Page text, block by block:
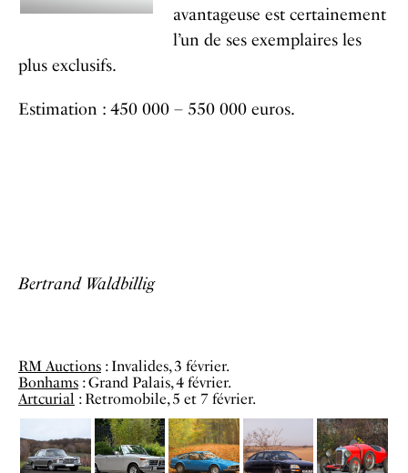
avantageuse est certainement
l’un de ses exemplaires les
plus exclusifs.
Estimation : 450 000 – 550 000 euros.
Bertrand Waldbillig
RM Auctions : Invalides, 3 février.
Bonhams : Grand Palais, 4 février.
Artcurial : Retromobile, 5 et 7 février.